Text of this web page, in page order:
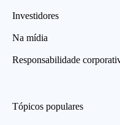
Investidores
Na mídia
Responsabilidade
Tópicos populares